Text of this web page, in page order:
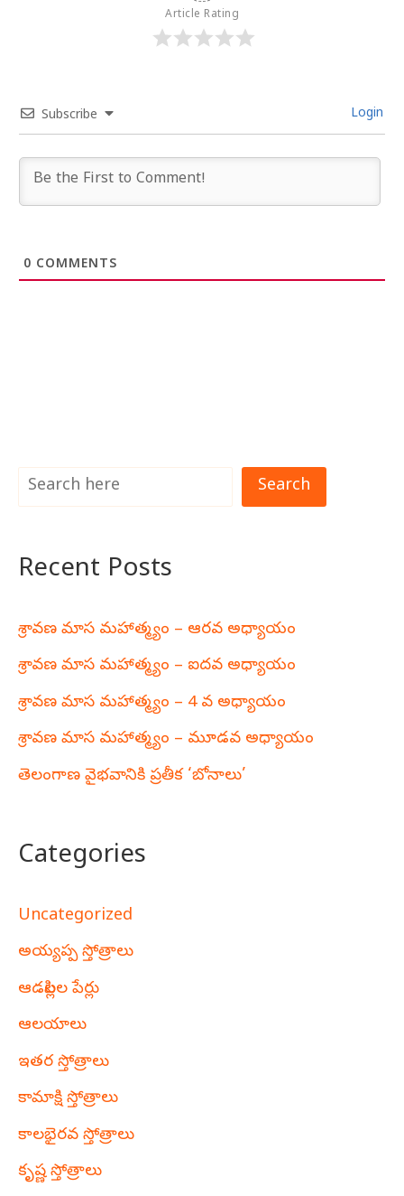
Article Rating
Subscribe Login
0 COMMENTS
Search
Recent Posts
శ్రావణ మాస మహాత్మ్యం – ఆరవ అధ్యాయం
శ్రావణ మాస మహాత్మ్యం – ఐదవ అధ్యాయం
శ్రావణ మాస మహాత్మ్యం – 4 వ అధ్యాయం
శ్రావణ మాస మహాత్మ్యం – మూడవ అధ్యాయం
తెలంగాణ వైభవానికి ప్రతీక ‘బోనాలు’
Categories
Uncategorized
అయ్యప్ప స్తోత్రాలు
ఆడపిల్లల పేర్లు
ఆలయాలు
ఇతర స్తోత్రాలు
కామాక్షి స్తోత్రాలు
కాలభైరవ స్తోత్రాలు
కృష్ణ స్తోత్రాలు